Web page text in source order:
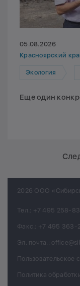
05.08.2026
Красноярский
Экология
Еще один
2026 ООО
Тел.: +7 495 258-
Факс.: +7 495 363-
Эл. почта.:
Пользовательское
Политика